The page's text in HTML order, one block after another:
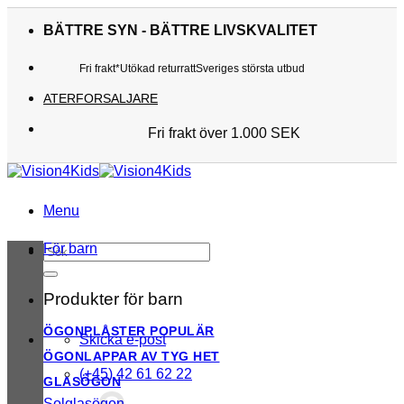
BÄTTRE SYN - BÄTTRE LIVSKVALITET
Fri frakt*Utökad returrattSveriges största utbud
ATERFORSALJARE
Fri frakt över 1.000 SEK
Kunderna älskar oss
Utökad returratt
Sveriges största utbud
Menu
Sök
efter:
Skicka e-post
(+45) 42 61 62 22
För barn
Produkter för barn
ÖGONPLÅSTER
ÖGONLAPPAR AV TYG
GLASÖGON